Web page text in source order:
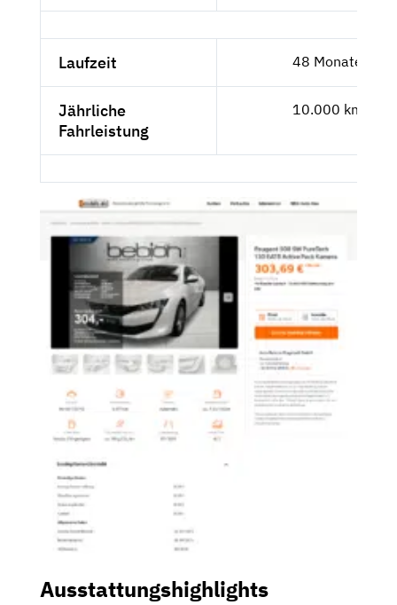
Laufzeit 48 Monate
Jährliche
Fahrleistung
10.000 km
Ausstattungshighlights